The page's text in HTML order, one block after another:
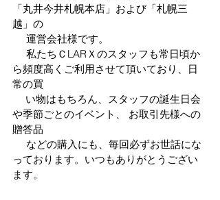
「丸井今井札幌本店」および「札幌三
越」の
     運営会社様です。
ら頻度高くご利用させて頂いており、日
常の買
い物はもちろん、スタッフの誕生日会
や季節ごとのイベント、 お取引先様への
贈答品
っております。いつもありがとうござい
ます。